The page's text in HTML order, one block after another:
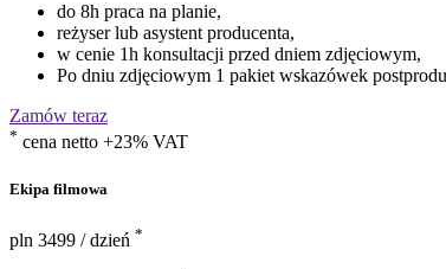
do 8h praca na planie,
reżyser lub asystent producenta,
w cenie 1h konsultacji przed dniem zdjęciowym,
Po dniu zdjęciowym 1 pakiet wskazówek
Zamów teraz
* cena netto +23% VAT
Ekipa filmowa
pln 3499 / dzień *